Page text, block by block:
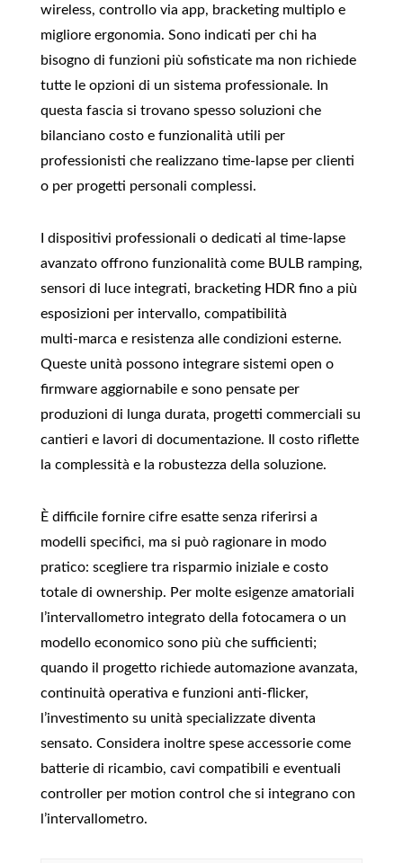
wireless, controllo via app, bracketing multiplo e
migliore ergonomia. Sono indicati per chi ha
bisogno di funzioni più sofisticate ma non richiede
tutte le opzioni di un sistema professionale. In
questa fascia si trovano spesso soluzioni che
bilanciano costo e funzionalità utili per
professionisti che realizzano time‑lapse per clienti
o per progetti personali complessi.
I dispositivi professionali o dedicati al time‑lapse
avanzato offrono funzionalità come BULB ramping,
sensori di luce integrati, bracketing HDR fino a più
esposizioni per intervallo, compatibilità
multi‑marca e resistenza alle condizioni esterne.
Queste unità possono integrare sistemi open o
firmware aggiornabile e sono pensate per
produzioni di lunga durata, progetti commerciali su
cantieri e lavori di documentazione. Il costo riflette
la complessità e la robustezza della soluzione.
È difficile fornire cifre esatte senza riferirsi a
modelli specifici, ma si può ragionare in modo
pratico: scegliere tra risparmio iniziale e costo
totale di ownership. Per molte esigenze amatoriali
l’intervallometro integrato della fotocamera o un
modello economico sono più che sufficienti;
quando il progetto richiede automazione avanzata,
continuità operativa e funzioni anti‑flicker,
l’investimento su unità specializzate diventa
sensato. Considera inoltre spese accessorie come
batterie di ricambio, cavi compatibili e eventuali
controller per motion control che si integrano con
l’intervallometro.